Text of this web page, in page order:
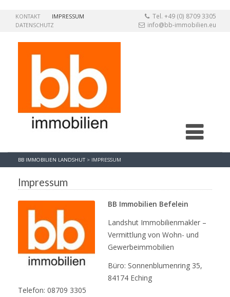
KONTAKT
IMPRESSUM
DATENSCHUTZ
Tel. +49 (0) 8709 3305
info@bb-immobilien.eu
BB IMMOBILIEN LANDSHUT > IMPRESSUM
Impressum
BB Immobilien Befelein
Landshut Immobilienmakler –
Vermittlung von Wohn- und
Gewerbeimmobilien
Büro: Sonnenblumenring 35,
84174 Eching
Telefon: 08709 3305